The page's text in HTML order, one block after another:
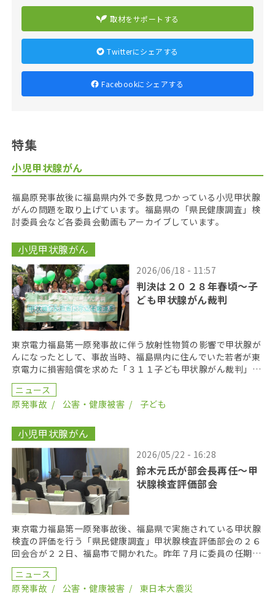
取材をサポートする
Twitterにシェアする
Facebookにシェアする
特集
小児甲状腺がん
福島原発事故後に福島県内外で多数見つかっている小児甲状腺
がんの問題を取り上げています。福島県の「県民健康調査」検
討委員会など各委員会動画もアーカイブしています。
小児甲状腺がん
2026/06/18 - 11:57
判決は２０２８年春頃〜子
ども甲状腺がん裁判
東京電力福島第一原発事故に伴う放射性物質の影響で甲状腺が
んになったとして、事故当時、福島県内に住んでいた若者が東
京電力に損害賠償を求めた「３１１子ども甲状腺がん裁判」の
第１８回口頭弁論が２０２６年６月１７日に開かれた。裁 […]
ニュース
原発事故
公害・健康被害 子ども
小児甲状腺がん
2026/05/22 - 16:28
鈴木元氏が部会長再任〜甲
状腺検査評価部会
東京電力福島第一原発事故後、福島県で実施されている甲状腺
検査の評価を行う「県民健康調査」甲状腺検査評価部会の２６
回会合が２２日、福島市で開かれた。昨年７月に委員の任期を
終え、委員が改選されてから初の開催となり、鈴木元保内 […]
ニュース
原発事故
公害・健康被害 東日本大震災